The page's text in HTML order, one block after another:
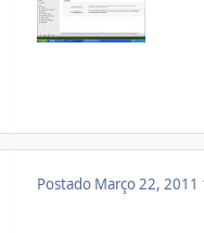
Postado Março 22, 2011